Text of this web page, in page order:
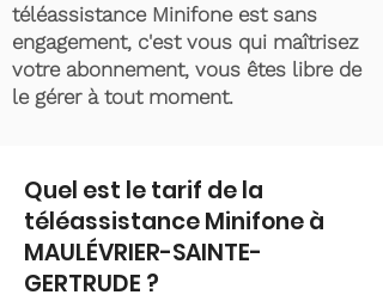
téléassistance Minifone est sans
engagement, c'est vous qui maîtrisez
votre abonnement, vous êtes libre de
le gérer à tout moment.
Quel est le tarif de la
téléassistance Minifone à
MAULÉVRIER-SAINTE-
GERTRUDE ?